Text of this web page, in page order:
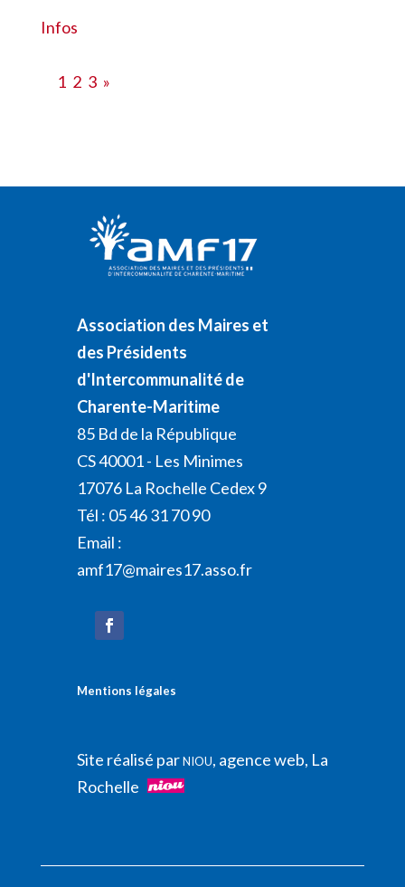
Infos
1 2 3 »
Association des Maires et
des Présidents
d'Intercommunalité de
Charente-Maritime
85 Bd de la République
CS 40001 - Les Minimes
17076 La Rochelle Cedex 9
Tél : 05 46 31 70 90
Email :
amf17@maires17.asso.fr
Mentions légales
Site réalisé parNIOU, agence web, La
Rochelle